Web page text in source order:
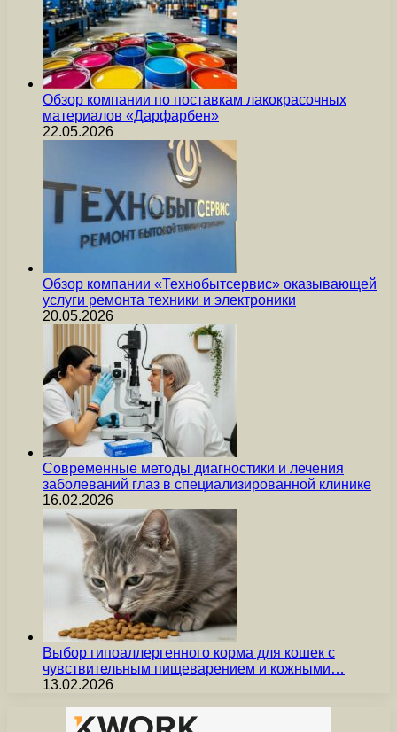
Обзор компании по поставкам лакокрасочных
материалов «Дарфарбен»
22.05.2026
Обзор компании «Технобытсервис» оказывающей
услуги ремонта техники и электроники
20.05.2026
Современные методы диагностики и лечения
заболеваний глаз в специализированной клинике
16.02.2026
Выбор гипоаллергенного корма для кошек с
чувствительным пищеварением и кожными…
13.02.2026